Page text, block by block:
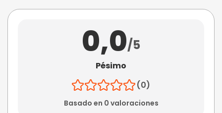
0,0/5
Pésimo
(0)
Basado en 0 valoraciones